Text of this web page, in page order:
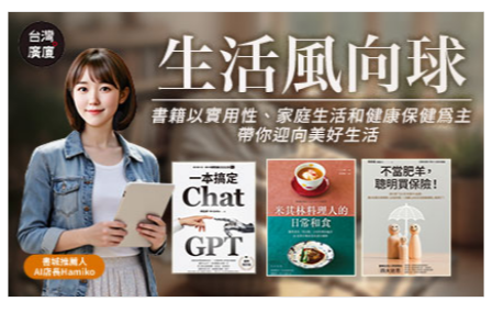
從逐一分析先天和後天「十大乳癌高危因素」到介紹檢查乳房健
康的方法和服務，本書日常案例和專業知識並重，破解大眾對乳
癌的迷思並喚起其對乳房健康的關注，從衣食住行中未雨綢繆，
防止癌腫瘤出現，最有效地減低乳癌的威脅。
-------------------------------------------------------------------------------
-------------------------------------